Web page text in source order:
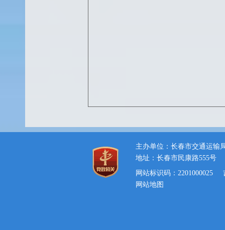
主办单位：长春市交通运输
地址：长春市民康路555号
网站标识码：2201000025
网站地图